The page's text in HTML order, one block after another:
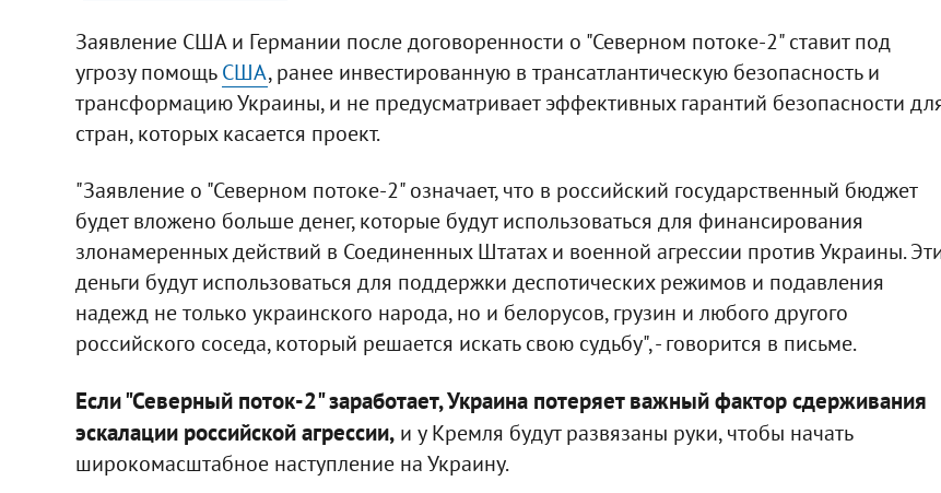
Заявление США и Германии после договоренности о "Северном потоке-2" ставит под
угрозу помощьСША, ранее инвестированную в трансатлантическую безопасность и
трансформацию Украины, и не предусматривает эффективных гарантий безопасности
стран, которых касается проект.
"Заявление о "Северном потоке-2" означает, что в российский государственный бюджет
будет вложено больше денег, которые будут использоваться для финансирования
злонамеренных действий в Соединенных Штатах и военной агрессии против Украины.
деньги будут использоваться для поддержки деспотических режимов и подавления
надежд не только украинского народа, но и белорусов, грузин и любого другого
российского соседа, который решается искать свою судьбу", - говорится в письме.
Если "Северный поток-2" заработает, Украина потеряет важный фактор сдерживания
эскалации российской агрессии,и у Кремля будут развязаны руки, чтобы начать
широкомасштабное наступление на Украину.